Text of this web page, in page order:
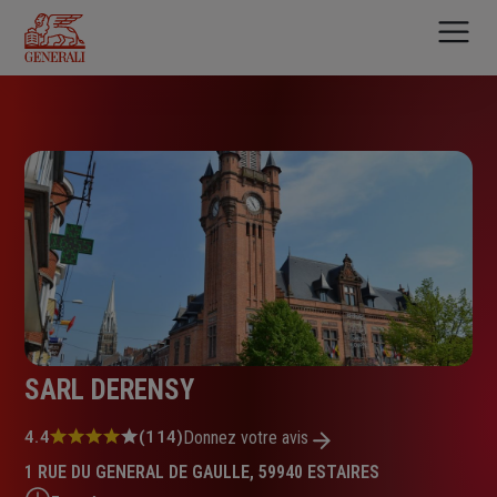
contenu
principal
SARL DERENSY
Note
4.4
4.4 (114)Donnez votre avis
1 RUE DU GENERAL DE GAULLE, 59940 ESTAIRES